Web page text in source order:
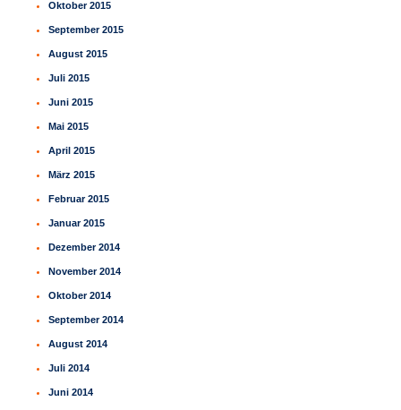
Oktober 2015
September 2015
August 2015
Juli 2015
Juni 2015
Mai 2015
April 2015
März 2015
Februar 2015
Januar 2015
Dezember 2014
November 2014
Oktober 2014
September 2014
August 2014
Juli 2014
Juni 2014